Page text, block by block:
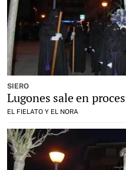
SIERO
Lugones sale en
EL FIELATO Y EL NORA